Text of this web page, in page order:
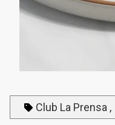
Club La Prensa